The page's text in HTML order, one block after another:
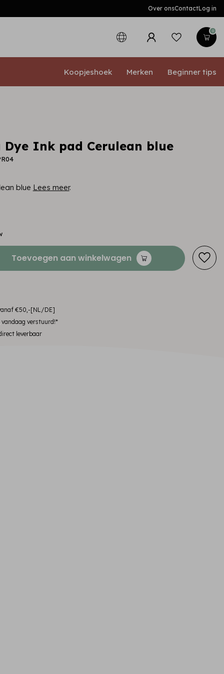
Over onsContactLog in
0
Koopjeshoek Merken Beginner tips
Dye Ink pad Cerulean blue
blue Lees meer.
Toevoegen aan winkelwagen
€50,-[NL/DE]
vandaag verstuurd!*
leverbaar